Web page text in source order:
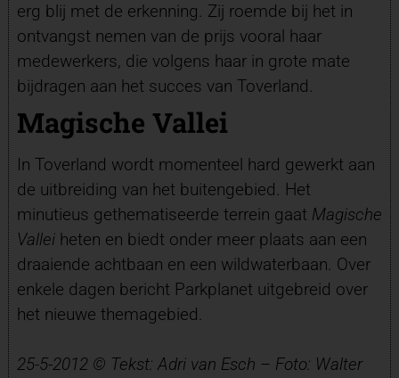
erg blij met de erkenning. Zij roemde bij het in
ontvangst nemen van de prijs vooral haar
medewerkers, die volgens haar in grote mate
bijdragen aan het succes van Toverland.
Magische Vallei
In Toverland wordt momenteel hard gewerkt aan
de uitbreiding van het buitengebied. Het
minutieus gethematiseerde terrein gaat Magische
Vallei heten en biedt onder meer plaats aan een
draaiende achtbaan en een wildwaterbaan. Over
enkele dagen bericht Parkplanet uitgebreid over
het nieuwe themagebied.
25-5-2012 © Tekst: Adri van Esch – Foto: Walter